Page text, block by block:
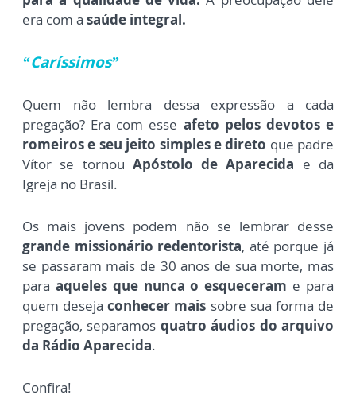
era com a saúde integral.
“Caríssimos”
Quem não lembra dessa expressão a cada
pregação? Era com esse afeto pelos devotos e
romeiros e seu jeito simples e direto que padre
Vítor se tornou Apóstolo de Aparecida e da
Igreja no Brasil.
Os mais jovens podem não se lembrar desse
grande missionário redentorista, até porque já
se passaram mais de 30 anos de sua morte, mas
para aqueles que nunca o esqueceram e para
quem deseja conhecer mais sobre sua forma de
pregação, separamos quatro áudios do arquivo
da Rádio Aparecida.
Confira!